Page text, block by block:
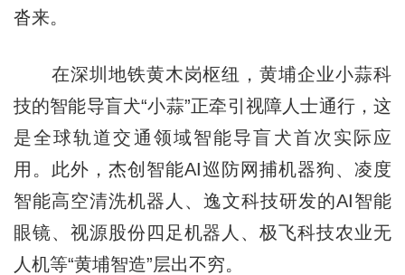
沓来。
在深圳地铁黄木岗枢纽，黄埔企业小蒜科
技的智能导盲犬“小蒜”正牵引视障人士通行，这
是全球轨道交通领域智能导盲犬首次实际应
用。此外，杰创智能AI巡防网捕机器狗、凌度
智能高空清洗机器人、逸文科技研发的AI智能
眼镜、视源股份四足机器人、极飞科技农业无
人机等“黄埔智造”层出不穷。